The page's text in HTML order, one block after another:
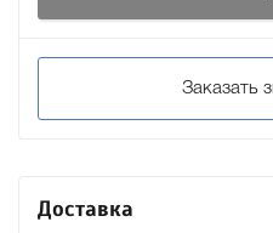
Заказать
Доставка